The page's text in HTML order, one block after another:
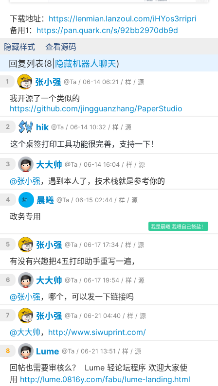
下载地址： https://lenmian.lanzoul.com/iHYos3rripri
备用1： https://pan.quark.cn/s/92bb2970db9d
隐藏样式
查看源码
回复列表(8| 隐藏机器人聊天)
1 张小强 @Ta / 06-14 06:21 / 样 / 源
我开源了一个类似的
https://github.com/jingguanzhang/PaperStudio
2 hik @Ta / 06-14 10:32 / 样 / 源
这个桌签打印工具功能很完善，支持一下！
3 大大帅 @Ta / 06-14 16:04 / 样 / 源
@张小强，遇到本人了，技术栈就是参考你的
4 晨曦 @Ta / 06-15 02:44 / 样 / 源
政务专用
我是晨曦,我喂自己袋盐！
5 张小强 @Ta / 06-17 17:34 / 样 / 源
有没有兴趣把4五打印助手重写一遍，
6 大大帅 @Ta / 06-17 19:54 / 样 / 源
@张小强，哪个，可以发一下链接吗
7 张小强 @Ta / 06-21 04:40 / 样 / 源
@大大帅， http://www.siwuprint.com/
8 Lume @Ta / 06-21 13:51 / 样 / 源
回帖也需要审核么？ Lume 轻论坛程序 欢迎大家使
用 http://lume.0816y.com/fabu/lume-landing.html